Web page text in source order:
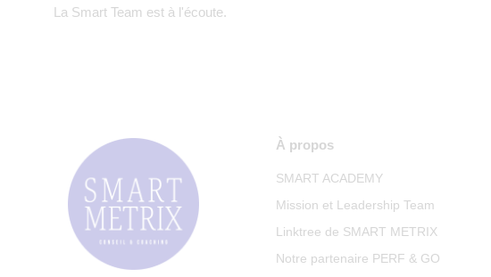
La Smart Team est à l'écoute.
À propos
SMART ACADEMY
Mission et Leadership Team
Linktree de SMART METRIX
Notre partenaire PERF & GO